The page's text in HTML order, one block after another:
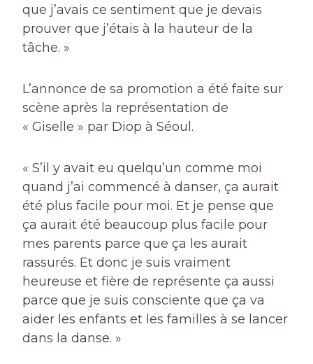
que j’avais ce sentiment que je devais
prouver que j’étais à la hauteur de la
tâche. »
L’annonce de sa promotion a été faite sur
scène après la représentation de
« Giselle » par Diop à Séoul.
« S’il y avait eu quelqu’un comme moi
quand j’ai commencé à danser, ça aurait
été plus facile pour moi. Et je pense que
ça aurait été beaucoup plus facile pour
mes parents parce que ça les aurait
rassurés. Et donc je suis vraiment
heureuse et fière de représente ça aussi
parce que je suis consciente que ça va
aider les enfants et les familles à se lancer
dans la danse. »